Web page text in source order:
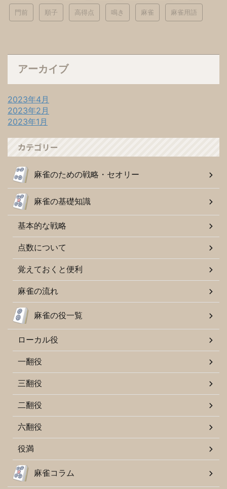
門前 順子 高得点 鳴き 麻雀 麻雀用語
アーカイブ
2023年4月
2023年2月
2023年1月
カテゴリー
麻雀のための戦略・セオリー
麻雀の基礎知識
基本的な戦略
点数について
覚えておくと便利
麻雀の流れ
麻雀の役一覧
ローカル役
一翻役
三翻役
二翻役
六翻役
役満
麻雀コラム